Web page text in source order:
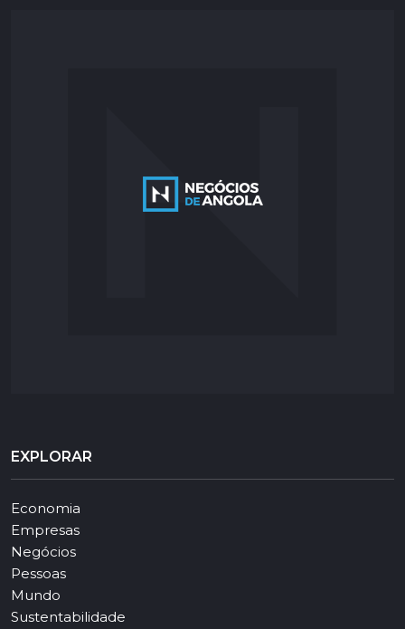
EXPLORAR
Economia
Empresas
Negócios
Pessoas
Mundo
Sustentabilidade